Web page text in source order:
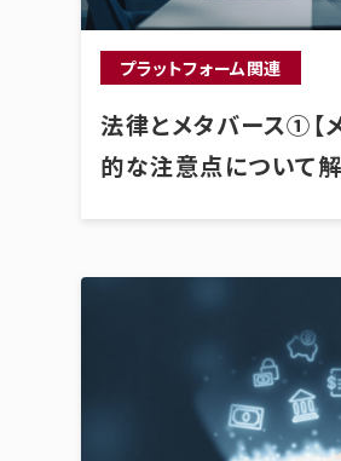
プラットフォーム関連
法律とメタバース①【
的な注意点について解